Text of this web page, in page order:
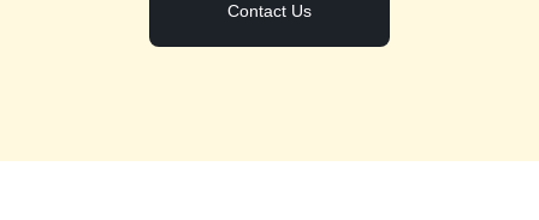
Contact Us